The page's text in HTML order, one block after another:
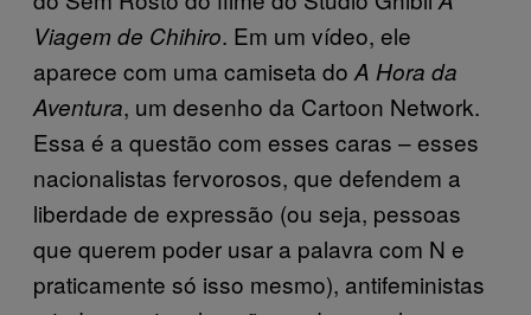
Viagem de Chihiro. Em um vídeo, ele
aparece com uma camiseta do A Hora da
Aventura, um desenho da Cartoon Network.
Essa é a questão com esses caras – esses
nacionalistas fervorosos, que defendem a
liberdade de expressão (ou seja, pessoas
que querem poder usar a palavra com N e
praticamente só isso mesmo), antifeministas